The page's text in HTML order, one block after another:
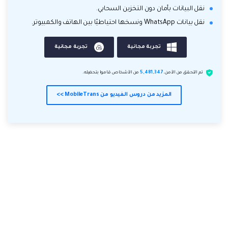
نقل البيانات بأمان دون التخزين السحابي.
نقل بيانات WhatsApp ونسخها احتياطيًا بين الهاتف والكمبيوتر.
تجربة مجانية تجربة مجانية
تم التحقق من الأمن.5,481,347 من الأشخاص قاموا بتحميله.
المزيد من دروس الفيديو من MobileTrans >>